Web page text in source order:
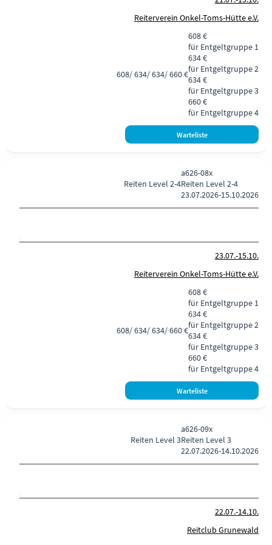
Reiterverein Onkel-Toms-Hütte e.V.
608/ 634/ 634/ 660 €
608 €
für Entgeltgruppe 1
634 €
für Entgeltgruppe 2
634 €
für Entgeltgruppe 3
660 €
für Entgeltgruppe 4
Reiten Level 2-4
a626-08x
Reiten Level 2-4
23.07.2026-15.10.2026
23.07.-15.10.
Reiterverein Onkel-Toms-Hütte e.V.
608/ 634/ 634/ 660 €
608 €
für Entgeltgruppe 1
634 €
für Entgeltgruppe 2
634 €
für Entgeltgruppe 3
660 €
für Entgeltgruppe 4
Reiten Level 3
a626-09x
Reiten Level 3
22.07.2026-14.10.2026
22.07.-14.10.
Reitclub Grunewald